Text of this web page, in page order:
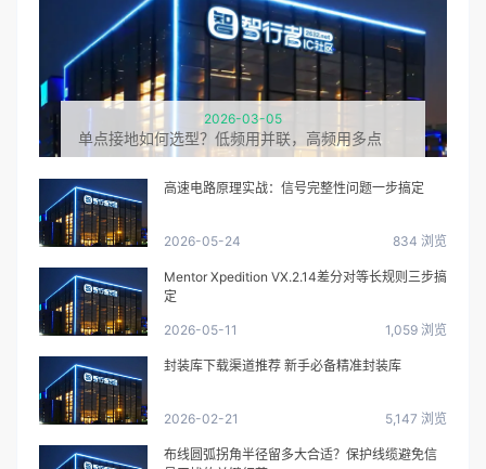
2026-03-05
单点接地如何选型？低频用并联，高频用多点
高速电路原理实战：信号完整性问题一步搞定
2026-05-24 834 浏览
Mentor Xpedition VX.2.14差分对等长规则三步搞
定
2026-05-11 1,059 浏览
封装库下载渠道推荐 新手必备精准封装库
2026-02-21 5,147 浏览
布线圆弧拐角半径留多大合适？保护线缆避免信